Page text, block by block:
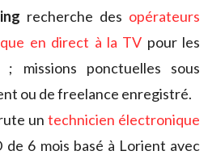
recherche des opérateurs
en direct à la TV pour les
; missions ponctuelles sous
ou de freelance enregistré.
un technicien électronique
de 6 mois basé à Lorient avec